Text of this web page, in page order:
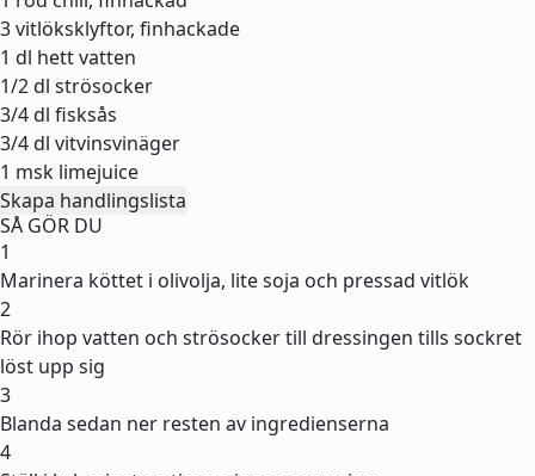
3vitlöksklyftor, finhackade
1 dl hett vatten
1/2 dl strösocker
3/4 dl fisksås
3/4 dl vitvinsvinäger
1 msk limejuice
Skapa handlingslista
SÅ GÖR DU
1
Marinera köttet i olivolja, lite soja och pressad vitlök
2
Rör ihop vatten och strösocker till dressingen tills sockret
löst upp sig
3
Blanda sedan ner resten av ingredienserna
4